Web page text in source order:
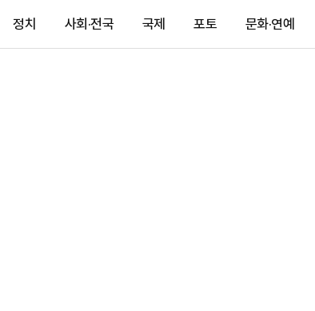
정치 사회·전국 국제 포토 문화·연예